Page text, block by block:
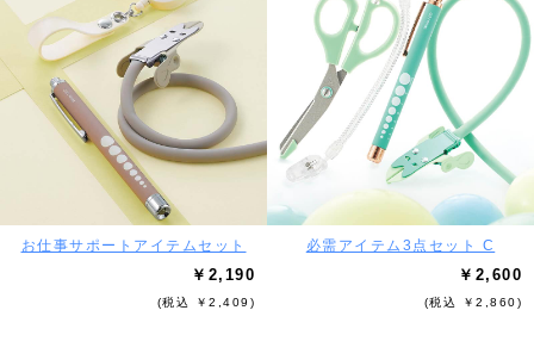
お仕事サポートアイテムセット
￥2,190
(税込 ￥2,409)
必需アイテム3点セット C
￥2,600
(税込 ￥2,860)